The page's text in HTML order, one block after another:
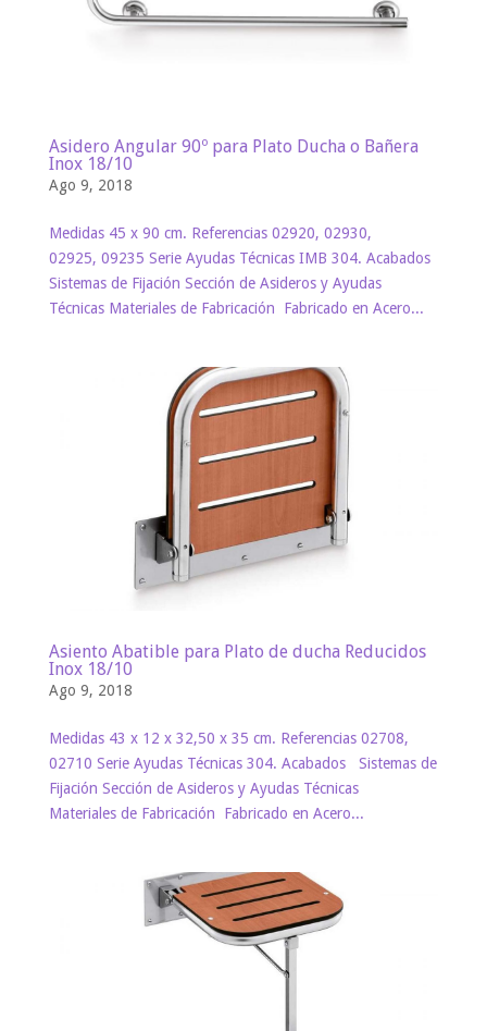
Asidero Angular 90º para Plato Ducha o Bañera
Inox 18/10
Ago 9, 2018
Medidas 45 x 90 cm. Referencias 02920, 02930,
02925, 09235 Serie Ayudas Técnicas IMB 304. Acabados
Sistemas de Fijación Sección de Asideros y Ayudas
Técnicas Materiales de Fabricación Fabricado en Acero...
Asiento Abatible para Plato de ducha Reducidos
Inox 18/10
Ago 9, 2018
Medidas 43 x 12 x 32,50 x 35 cm. Referencias 02708,
02710 Serie Ayudas Técnicas 304. Acabados Sistemas de
Fijación Sección de Asideros y Ayudas Técnicas
Materiales de Fabricación Fabricado en Acero...